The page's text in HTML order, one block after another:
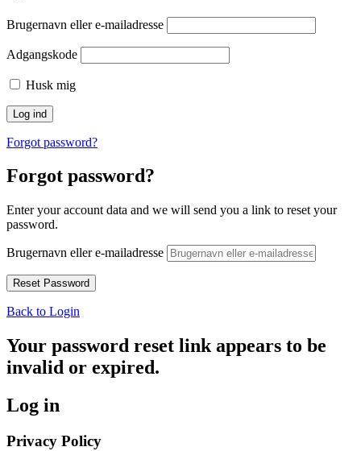
Brugernavn eller e-mailadresse
Adgangskode
Husk mig
Forgot password?
Forgot password?
Enter your account data and we will send you a link to reset your
password.
Brugernavn eller e-mailadresse
Back to Login
Your password reset link appears to be
invalid or expired.
Log in
Privacy Policy